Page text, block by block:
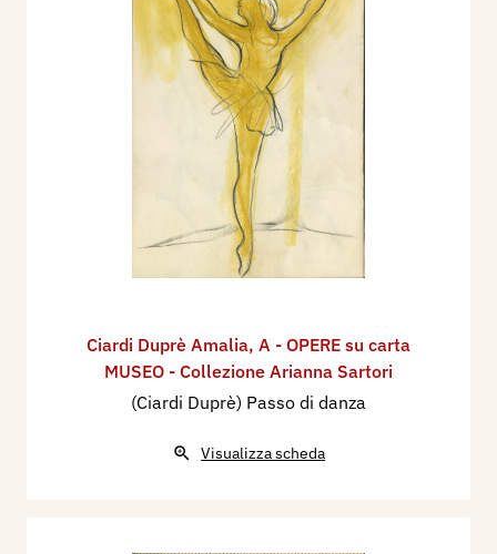
Ciardi Duprè Amalia, A - OPERE su carta
MUSEO - Collezione Arianna Sartori
(Ciardi Duprè) Passo di danza
Visualizza scheda